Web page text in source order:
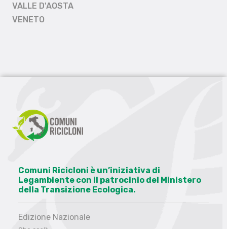
VALLE D'AOSTA
VENETO
Comuni Ricicloni è un’iniziativa di
Legambiente con il patrocinio del Ministero
della Transizione Ecologica.
Edizione Nazionale